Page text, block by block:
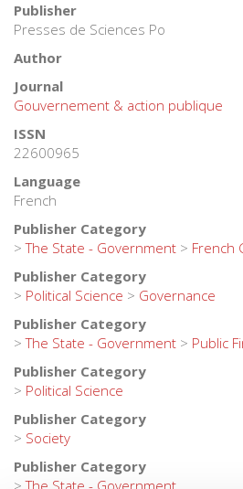
Publisher
Presses de Sciences Po
Author
Journal
Gouvernement & action publique
ISSN
22600965
Language
French
Publisher Category
>The State - Government > French
Publisher Category
> Political Science > Governance
Publisher Category
>The State - Government > Public
Publisher Category
> Political Science
Publisher Category
> Society
Publisher Category
>The State - Government